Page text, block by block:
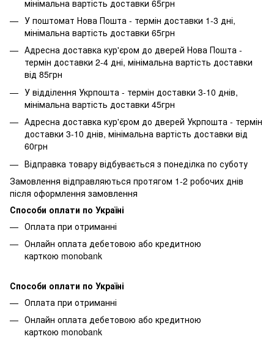
мінімальна вартість доставки 65грн
У поштомат Нова Пошта - термін доставки 1-3 дні,
мінімальна вартість доставки 65грн
Адресна доставка кур'єром до дверей Нова Пошта -
термін доставки 2-4 дні, мінімальна вартість доставки
від 85грн
У відділення Укрпошта - термін доставки 3-10 днів,
мінімальна вартість доставки 45грн
Адресна доставка кур'єром до дверей Укрпошта - термін
доставки 3-10 днів, мінімальна вартість доставки від
60грн
Відправка товару відбувається з понеділка по суботу
Замовлення відправляються протягом 1-2 робочих днів
після оформлення замовлення
Способи оплати по Україні
Оплата при отриманні
Онлайн оплата дебетовою або кредитною
карткою monobank
Способи оплати по Україні
Оплата при отриманні
Онлайн оплата дебетовою або кредитною
карткою monobank